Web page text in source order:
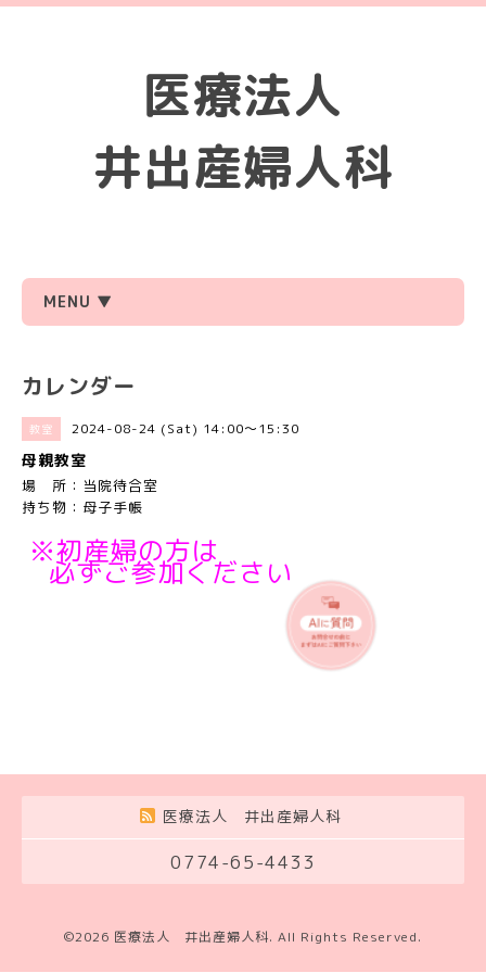
医療法人
井出産婦人科
MENU ▼
カレンダー
教室 2024-08-24 (Sat) 14:00～15:30
母親教室
場 所：当院待合室
持ち物：母子手帳
※初産婦の方は
必ずご参加ください
医療法人 井出産婦人科
0774-65-4433
©2026 医療法人 井出産婦人科. All Rights Reserved.